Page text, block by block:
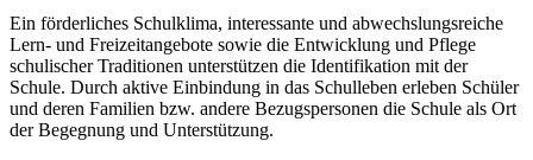
Ein förderliches Schulklima, interessante und abwechslungsreiche
Lern- und Freizeitangebote sowie die Entwicklung und Pflege
schulischer Traditionen unterstützen die Identifikation mit der
Schule. Durch aktive Einbindung in das Schulleben erleben Schüler
und deren Familien bzw. andere Bezugspersonen die Schule als Ort
der Begegnung und Unterstützung.